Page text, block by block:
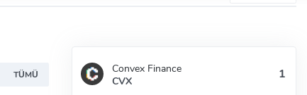
TÜMÜ
Convex Finance
CVX